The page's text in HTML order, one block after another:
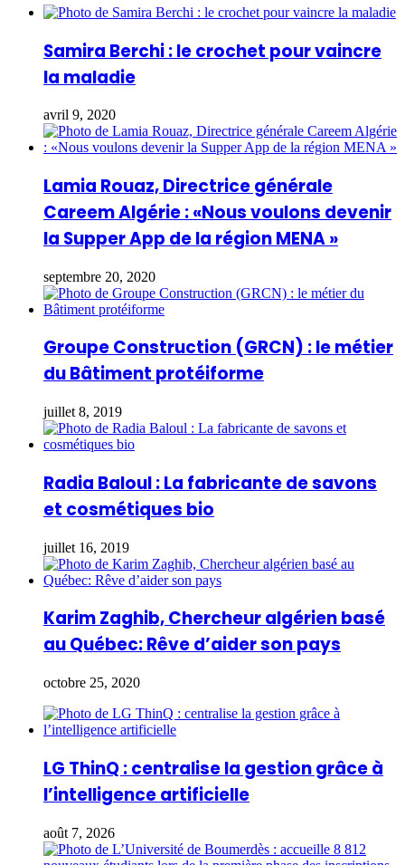
Samira Berchi : le crochet pour vaincre
la maladie
avril 9, 2020
Lamia Rouaz, Directrice générale
Careem Algérie : «Nous voulons devenir
la Supper App de la région MENA »
septembre 20, 2020
Groupe Construction (GRCN) : le métier
du Bâtiment protéiforme
juillet 8, 2019
Radia Baloul : La fabricante de savons
et cosmétiques bio
juillet 16, 2019
Karim Zaghib, Chercheur algérien basé
au Québec: Rêve d’aider son pays
octobre 25, 2020
LG ThinQ : centralise la gestion grâce à
l’intelligence artificielle
août 7, 2026